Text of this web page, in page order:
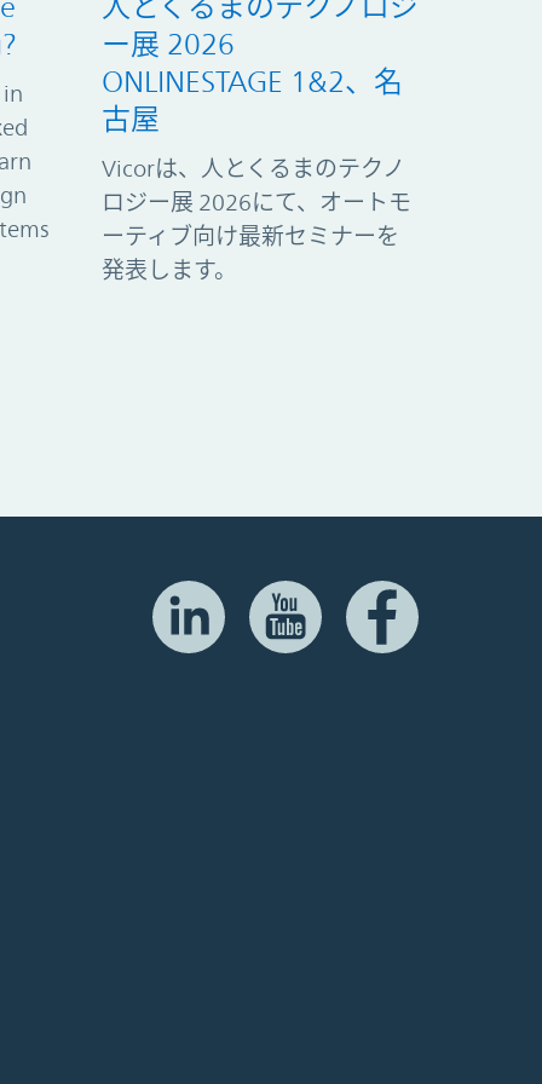
人とくるまのテクノロジ
ー展 2026
ONLINESTAGE 1&2、名
古屋
Vicorは、人とくるまのテクノ
ロジー展 2026にて、オートモ
ーティブ向け最新セミナーを
発表します。